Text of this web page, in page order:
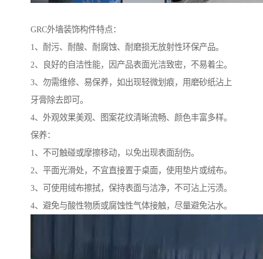
GRC外墙装饰构件特点：
1、耐污、耐酸、耐腐蚀、耐磨损无放射性环保产品。
2、良好的自洁性能，因产品表面光洁致密，不易着尘。
3、勿需维修、易保养，如出现轻微划痕，用磨砂纸沾上
牙膏除去即可。
4、外观效果美观、图案花纹清晰流畅、颜色丰富多样。
保养：
1、不可触碰或摩擦移动，以免出现表面刮伤。
2、平面光滑处，不宜直接置于桌面，使用垫片或绒布。
3、可使用绒布擦拭，保持表面与洁净，不可沾上污渍。
4、避免与酸性物质或腐蚀性气体接触，尽量避免沾水。